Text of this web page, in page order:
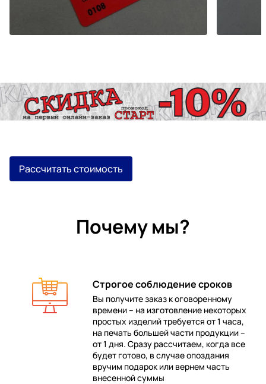
Рассчитать стоимость
Почему мы?
Строгое соблюдение сроков
Вы получите заказ к оговоренному
времени – на изготовление некоторых
простых изделий требуется от 1 часа,
на печать большей части продукции –
от 1 дня. Сразу рассчитаем, когда все
будет готово, в случае опоздания
вручим подарок или вернем часть
внесенной суммы